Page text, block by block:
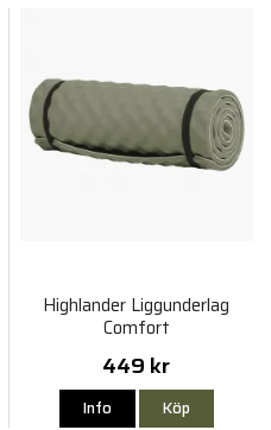
Highlander Liggunderlag
Comfort
449 kr
Info Köp